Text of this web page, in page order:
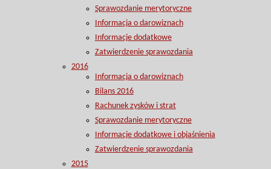
Sprawozdanie merytoryczne
Informacja o darowiznach
Informacje dodatkowe
Zatwierdzenie sprawozdania
2016
Informacja o darowiznach
Bilans 2016
Rachunek zysków i strat
Sprawozdanie merytoryczne
Informacje dodatkowe i objaśnienia
Zatwierdzenie sprawozdania
2015